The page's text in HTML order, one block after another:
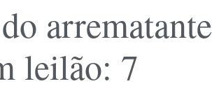
arrematante
leilão: 7